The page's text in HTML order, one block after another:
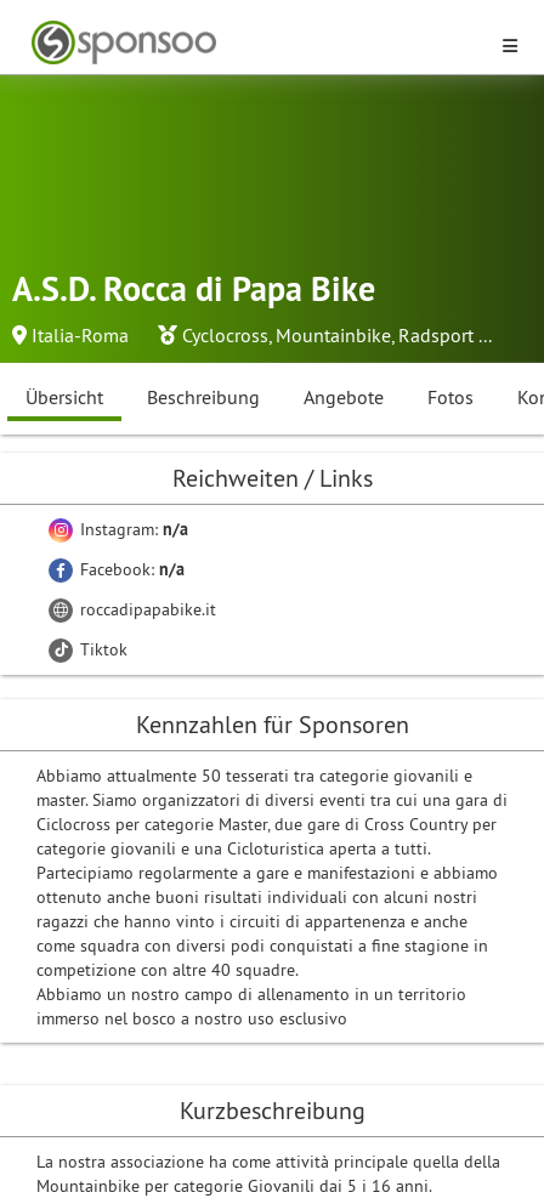
A.S.D. Rocca di Papa Bike
Italia-Roma Cyclocross, Mountainbike, Radsport...
Übersicht Beschreibung Angebote Fotos
Kurzbeschreibung
La nostra associazione ha come attività principale quella della
Mountainbike per categorie Giovanili dai 5 i 16 anni.
Reichweiten / Links
Instagram: n/a
Facebook: n/a
roccadipapabike.it
Tiktok
Kennzahlen für Sponsoren
Abbiamo attualmente 50 tesserati tra categorie giovanili e
master. Siamo organizzatori di diversi eventi tra cui una gara di
Ciclocross per categorie Master, due gare di Cross Country per
categorie giovanili e una Cicloturistica aperta a tutti.
Partecipiamo regolarmente a gare e manifestazioni e abbiamo
ottenuto anche buoni risultati individuali con alcuni nostri
ragazzi che hanno vinto i circuiti di appartenenza e anche
come squadra con diversi podi conquistati a fine stagione in
competizione con altre 40 squadre.
Abbiamo un nostro campo di allenamento in un territorio
immerso nel bosco a nostro uso esclusivo